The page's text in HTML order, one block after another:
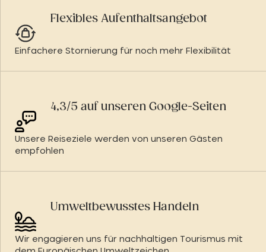
Flexibles Aufenthaltsangebot
Einfachere Stornierung für noch mehr Flexibilität
4,3/5 auf unseren Google-Seiten
Unsere Reiseziele werden von unseren Gästen
empfohlen
Umweltbewusstes Handeln
Wir engagieren uns für nachhaltigen Tourismus mit